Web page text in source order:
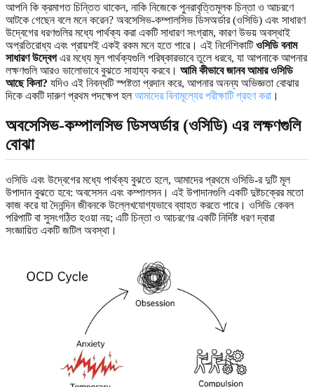
আপনি কি ক্রমাগত চিন্তিত থাকেন, নাকি নিজেকে পুনরাবৃত্তিমূলক চিন্তা ও আচরণে
আটকে গেছেন বলে মনে করেন? অবসেসিভ-কম্পালসিভ ডিসঅর্ডার (ওসিডি) এবং সাধারণ
উদ্বেগের ধরণগুলির মধ্যে পার্থক্য করা একটি সাধারণ সংগ্রাম, কারণ উভয় অবস্থাই
অপ্রতিরোধ্য এবং প্রায়শই একই রকম মনে হতে পারে। এই নির্দেশিকাটিওসিডি বনাম
সাধারণ উদ্বেগএর মধ্যে মূল পার্থক্যগুলি পরিষ্কারভাবে তুলে ধরবে, যা আপনাকে আপনার
লক্ষণগুলি আরও ভালোভাবে বুঝতে সাহায্য করবে। আমি কীভাবে জানব আমার ওসিডি
আছে কিনা? যদিও এই নিবন্ধটি স্পষ্টতা প্রদান করে, আপনার অনন্য অভিজ্ঞতা বোঝার
দিকে একটি দারুণ প্রথম পদক্ষেপ হলআমাদের বিনামূল্যের পরীক্ষাটি গ্রহণ করা ।
অবসেসিভ-কম্পালসিভ ডিসঅর্ডার (ওসিডি) এর লক্ষণগুলি
বোঝা
ওসিডি এবং উদ্বেগের মধ্যে পার্থক্য বুঝতে হলে, আমাদের প্রথমে ওসিডি-র দুটি মূল
উপাদান বুঝতে হবে: অবসেসন এবং কম্পালসন। এই উপাদানগুলি একটি দুষ্টচক্রের মতো
কাজ করে যা দৈনন্দিন জীবনকে উল্লেখযোগ্যভাবে ব্যাহত করতে পারে। ওসিডি কেবল
পরিপাটি বা সুসংগঠিত হওয়া নয়; এটি চিন্তা ও আচরণের একটি নির্দিষ্ট ধরণ দ্বারা
সংজ্ঞায়িত একটি জটিল অবস্থা।